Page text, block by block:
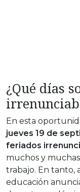
¿Qué días
En esta
jueves 19 de
feriados
muchos y
trabajo. En tanto,
educación